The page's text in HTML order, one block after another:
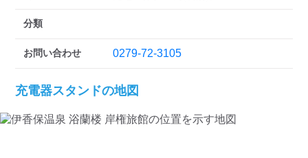
分類
お問い合わせ 0279-72-3105
充電器スタンドの地図